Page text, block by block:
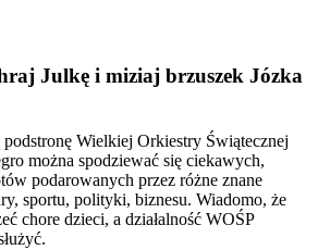
Julkę i miziaj brzuszek Józka
podstronę Wielkiej Orkiestry Świątecznej
można spodziewać się ciekawych,
podarowanych przez różne znane
sportu, polityki, biznesu. Wiadomo, że
chore dzieci, a działalność WOŚP